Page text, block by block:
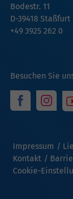
Besuchen Sie
Impressum
Kontakt
Cookie-
Bodestr. 11
D-39418 Staßfurt
+49 3925 262 0